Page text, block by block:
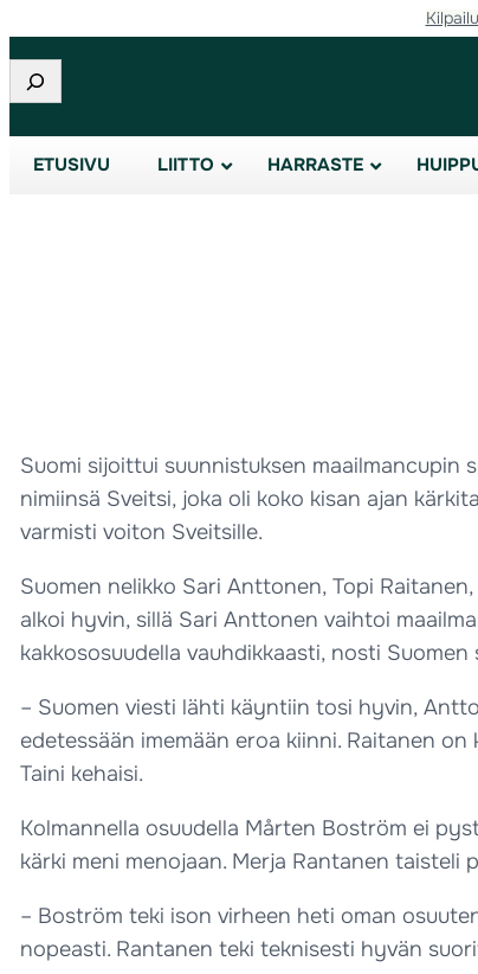
Etsi
ETUSIVU LIITTO HARRASTE
Suomi sijoittui suunnistuksen maailmancupin
nimiinsä Sveitsi, joka oli koko kisan ajan
varmisti voiton Sveitsille.
Suomen nelikko Sari Anttonen, Topi
alkoi hyvin, sillä Sari Anttonen vaihtoi
kakkososuudella vauhdikkaasti, nosti
– Suomen viesti lähti käyntiin tosi hyvin,
edetessään imemään eroa kiinni. Raitanen
Taini kehaisi.
Kolmannella osuudella Mårten Boström ei
kärki meni menojaan. Merja Rantanen taisteli
– Boström teki ison virheen heti oman
nopeasti. Rantanen teki teknisesti hyvän